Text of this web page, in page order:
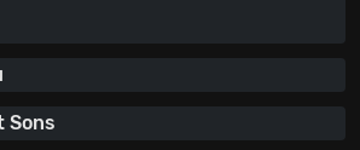
Sons